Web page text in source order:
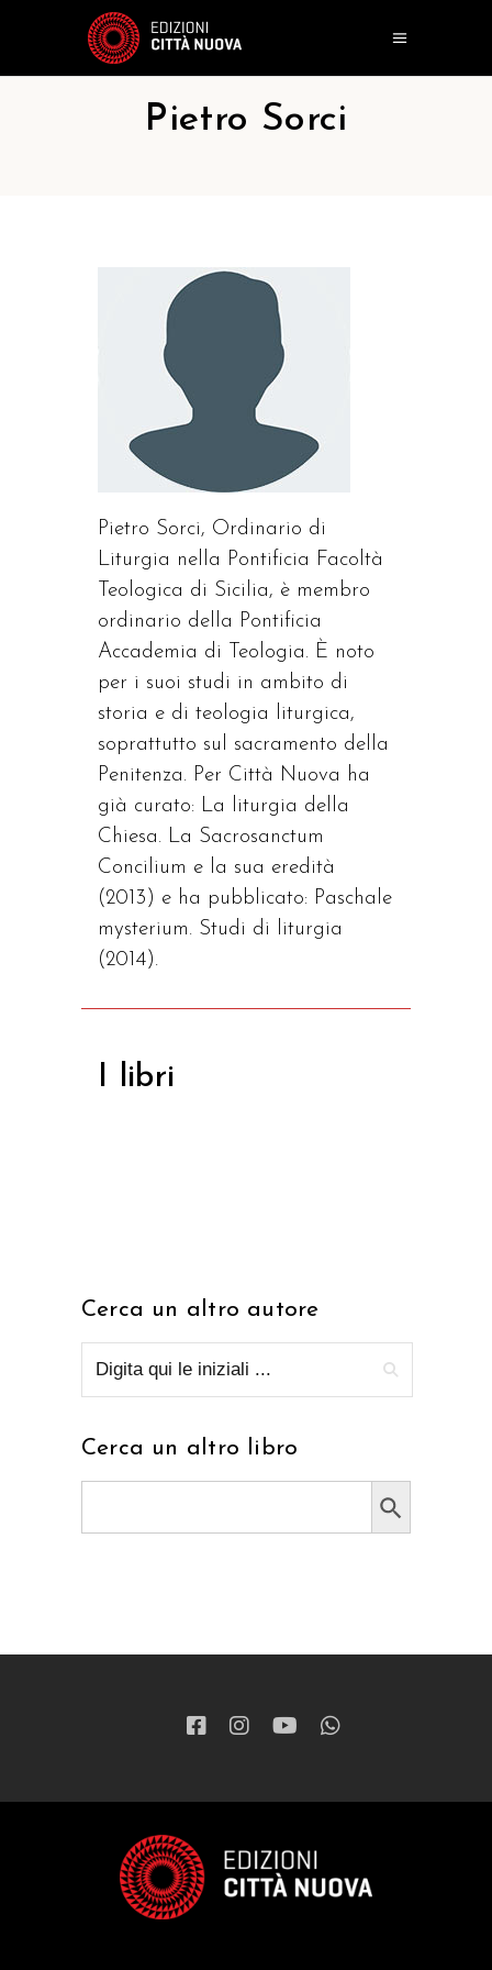
Pietro Sorci
Pietro Sorci, Ordinario di
Liturgia nella Pontificia Facoltà
Teologica di Sicilia, è membro
ordinario della Pontificia
Accademia di Teologia. È noto
per i suoi studi in ambito di
storia e di teologia liturgica,
soprattutto sul sacramento della
Penitenza. Per Città Nuova ha
già curato: La liturgia della
Chiesa. La Sacrosanctum
Concilium e la sua eredità
(2013) e ha pubblicato: Paschale
mysterium. Studi di liturgia
(2014).
I libri
Cerca un altro autore
Cerca un altro libro
Search Button